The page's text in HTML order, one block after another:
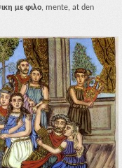
με φιλο, mente, at den